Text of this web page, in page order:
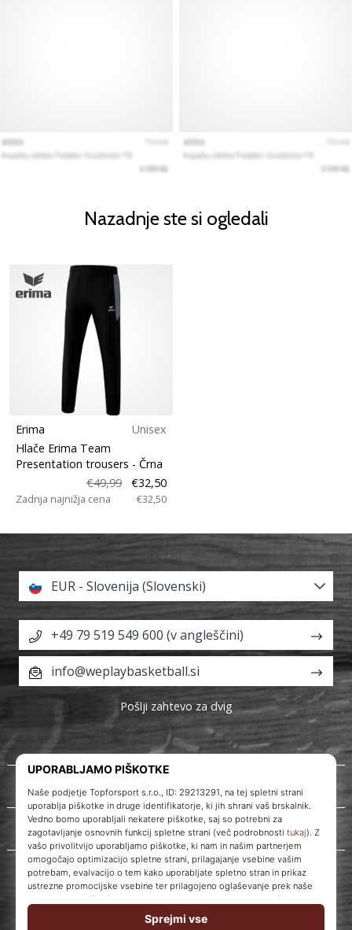
Nazadnje ste si ogledali
Erima
Unisex
Hlače Erima Team
Presentation trousers - Črna
€49,99
€32,50
Zadnja najnižja cena €32,50
O nas
Storitve za stranke
EUR - Slovenija (Slovenski)
+49 79 519 549 600 (v angleščini)
info@weplaybasketball.si
Pošlji zahtevo za dvig